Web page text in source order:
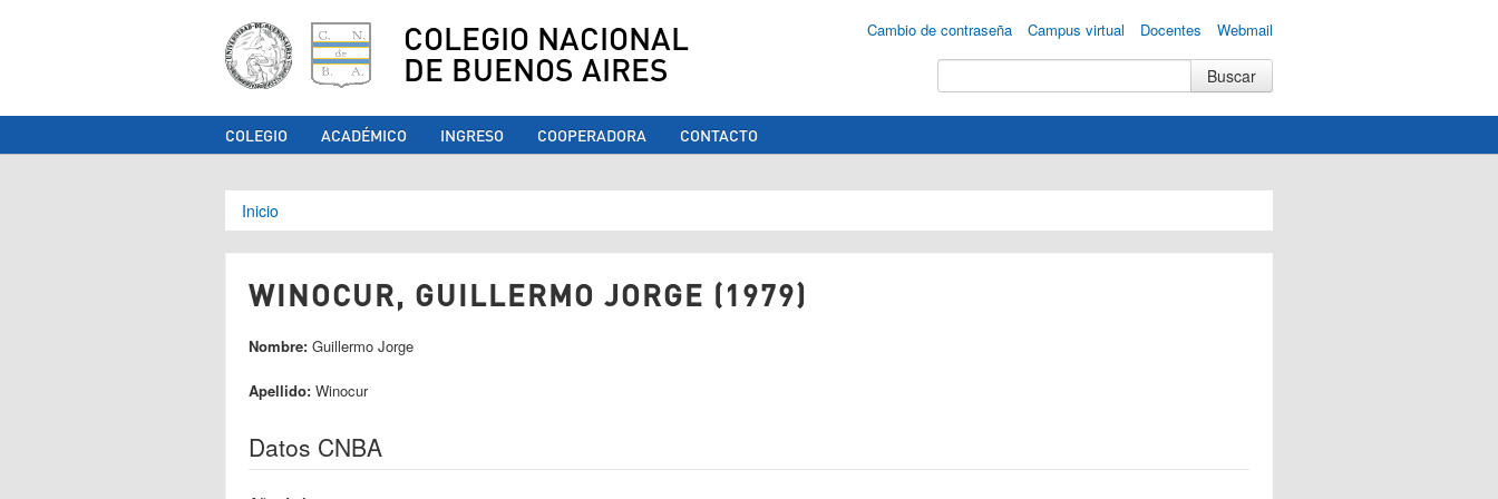
COLEGIO NACIONAL
DE BUENOS AIRES
Cambio de contraseña Campus virtual Docentes Webmail
COLEGIO ACADÉMICO INGRESO COOPERADORA CONTACTO
Se encuentra usted aquí
Inicio
WINOCUR, GUILLERMO JORGE (1979)
Nombre: Guillermo Jorge
Apellido: Winocur
Datos CNBA